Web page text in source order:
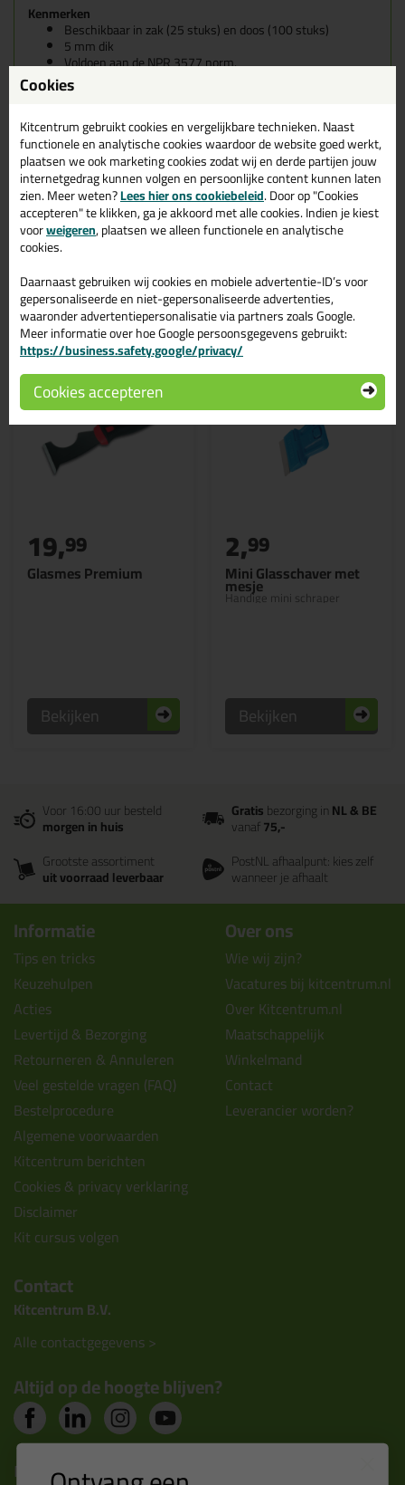
Kenmerken
Beschikbaar in zak (25 stuks) en doos (100 stuks)
5 mm dik
Voldoen aan de NPR 3577 norm.
Eigenschappen KOWO Neuslat
neopreen ringen
Merk
KOWO
Kenmerk
Neuslat ring
Gerelateerde producten
Glasmes Premium
19,99
Bekijken
Mini Glasschaver met
mesje
Handige mini schraper
2,99
Bekijken
Voor 16:00 uur besteld
morgen in huis
Gratisbezorging inNL & BE
vanaf75,-
Grootste assortiment
uit voorraad leverbaar
PostNL afhaalpunt: kies zelf
wanneer je afhaalt
Informatie
Tips en tricks
Keuzehulpen
Acties
Levertijd & Bezorging
Retourneren & Annuleren
Veel gestelde vragen (FAQ)
Bestelprocedure
Algemene voorwaarden
Kitcentrum berichten
Cookies & privacy verklaring
Disclaimer
Kit cursus volgen
Over ons
Wie wij zijn?
Vacatures bij kitcentrum.nl
Over Kitcentrum.nl
Maatschappelijk
Winkelmand
Contact
Leverancier worden?
Contact
Kitcentrum B.V.
Alle contactgegevens >
Altijd op de hoogte blijven?
Nieuws, tips en exclusieve deals rechtstreeks in je
Cookies
Kitcentrum gebruikt cookies en vergelijkbare technieken. Naast
functionele en analytische cookies waardoor de website goed werkt,
plaatsen we ook marketing cookies zodat wij en derde partijen jouw
internetgedrag kunnen volgen en persoonlijke content kunnen laten
zien. Meer weten?Lees hier ons cookiebeleid. Door op "Cookies
accepteren" te klikken, ga je akkoord met alle cookies. Indien je kiest
voorweigeren, plaatsen we alleen functionele en analytische
cookies.
Daarnaast gebruiken wij cookies en mobiele advertentie-ID’s voor
gepersonaliseerde en niet-gepersonaliseerde advertenties,
waaronder advertentiepersonalisatie via partners zoals Google.
Meer informatie over hoe Google persoonsgegevens gebruikt:
https://business.safety.google/privacy/
Cookies accepteren